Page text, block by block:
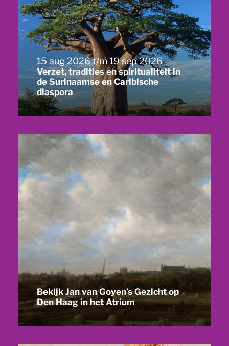
15 aug 2026 t/m 19 sep 2026
Verzet, tradities en spiritualiteit in
de Surinaamse en Caribische
diaspora
Bekijk Jan van Goyen’s Gezicht op
Den Haag in het Atrium